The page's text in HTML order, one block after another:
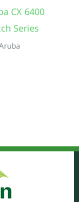
CX 6400
Series